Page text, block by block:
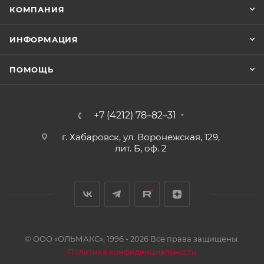
КОМПАНИЯ
ИНФОРМАЦИЯ
ПОМОЩЬ
+7 (4212) 78–82–31
г. Хабаровск, ул. Воронежская, 129,
лит. Б, оф. 2
© ООО «ОЛЬМАКС», 1996 - 2026 Все права защищены.
Политика конфиденциальности